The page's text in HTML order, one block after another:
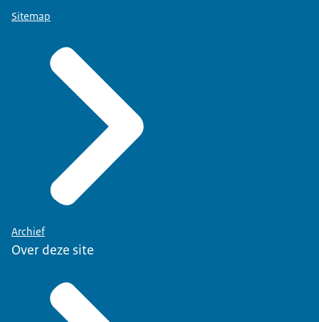
Sitemap
Archief
Over deze site